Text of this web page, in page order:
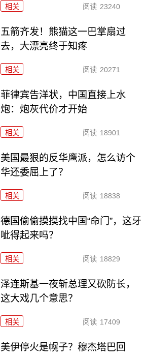
相关 阅读 23240
五箭齐发！熊猫这一巴掌扇过
去，大漂亮终于知疼
相关 阅读 20271
菲律宾告洋状，中国直接上水
炮：炮灰代价才开始
相关 阅读 18901
美国最狠的反华鹰派，怎么访个
华还委屈上了？
相关 阅读 18838
德国偷偷摸摸找中国“命门”，这牙
呲得起来吗？
相关 阅读 18829
泽连斯基一夜斩总理又砍防长，
这大戏几个意思？
相关 阅读 17409
美伊停火是幌子？穆杰塔巴回